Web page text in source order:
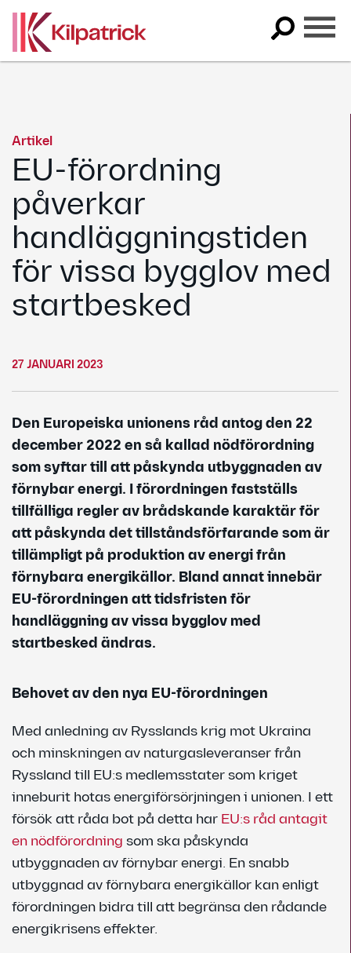
content
Artikel
EU-förordning
påverkar
handläggningstiden
för vissa bygglov med
startbesked
27 JANUARI 2023
Den Europeiska unionens råd antog den 22
december 2022 en så kallad nödförordning
som syftar till att påskynda utbyggnaden av
förnybar energi. I förordningen fastställs
tillfälliga regler av brådskande karaktär för
att påskynda det tillståndsförfarande som är
tillämpligt på produktion av energi från
förnybara energikällor. Bland annat innebär
EU-förordningen att tidsfristen för
handläggning av vissa bygglov med
startbesked ändras.
Behovet av den nya EU-förordningen
Med anledning av Rysslands krig mot Ukraina
och minskningen av naturgasleveranser från
Ryssland till EU:s medlemsstater som kriget
inneburit hotas energiförsörjningen i unionen. I ett
försök att råda bot på detta har EU:s råd antagit
en nödförordning som ska påskynda
utbyggnaden av förnybar energi. En snabb
utbyggnad av förnybara energikällor kan enligt
förordningen bidra till att begränsa den rådande
energikrisens effekter.